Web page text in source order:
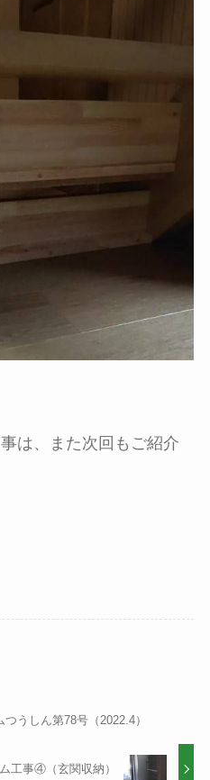
は、また次回もご紹介
うしん第78号（2022.4）
工事④（玄関収納）